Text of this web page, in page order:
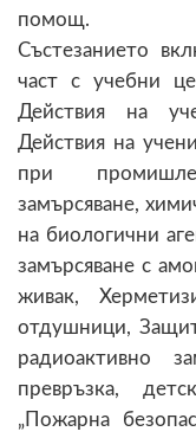
помощ.
Състезанието
част с учебни
Действия на
Действия на
при
замърсяване,
на биологични
замърсяване с
живак,
отдушници,
радиоактивно
превръзка,
„Пожарна